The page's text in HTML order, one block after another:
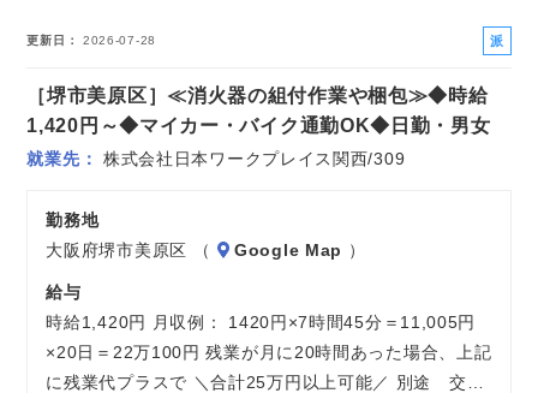
更新日 2026-07-28
派
［堺市美原区］≪消火器の組付作業や梱包≫◆時給
1,420円～◆マイカー・バイク通勤OK◆日勤・男女
就業先 株式会社日本ワークプレイス関西/309
勤務地
大阪府堺市美原区 （
Google Map ）
給与
時給1,420円 月収例： 1420円×7時間45分＝11,005円
×20日＝22万100円 残業が月に20時間あった場合、上記
に残業代プラスで ＼合計25万円以上可能／ 別途 交…